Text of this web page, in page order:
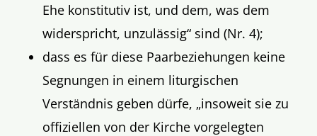
Ehe konstitutiv ist, und dem, was dem
widerspricht, unzulässig“ sind (Nr. 4);
dass es für diese Paarbeziehungen keine
Segnungen in einem liturgischen
Verständnis geben dürfe, „insoweit sie zu
offiziellen von der Kirche vorgelegten